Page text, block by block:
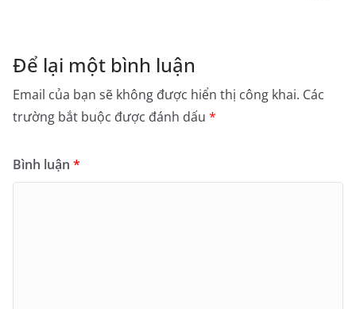
Để lại một bình luận
Email của bạn sẽ không được hiển thị công khai. Các
trường bắt buộc được đánh dấu *
Bình luận *